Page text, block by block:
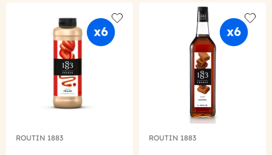
Add to wishlist
ROUTIN 1883
Add
ROUTIN 1883